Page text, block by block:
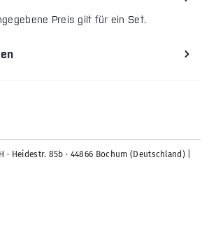
Preis gilt für ein Set.
· Heidestr. 85b · 44866 Bochum (Deutschland) |